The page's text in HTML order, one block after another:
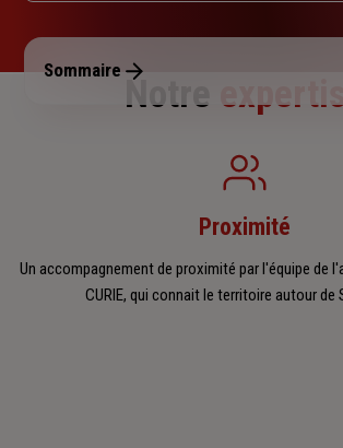
Dimanche : Fermé
Sommaire
Notre
Proximité
Un accompagnement de proximité par l'équipe de
CURIE, qui connait le territoire autour de